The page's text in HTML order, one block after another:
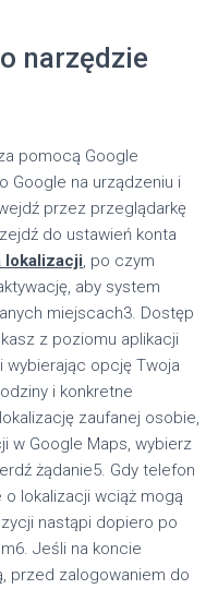
narzędzie
pomocą Google
Google na urządzeniu i
przez przeglądarkę
do ustawień konta
lokalizacji, po czym
aby system
miejscach3. Dostęp
z poziomu aplikacji
wybierając opcję Twoja
i konkretne
zaufanej osobie,
w Google Maps, wybierz
żądanie5. Gdy telefon
lokalizacji wciąż mogą
nastąpi dopiero po
Jeśli na koncie
przed zalogowaniem do